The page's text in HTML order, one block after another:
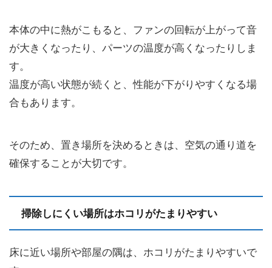
本体の中に熱がこもると、ファンの回転が上がって音
が大きくなったり、パーツの温度が高くなったりしま
す。
温度が高い状態が続くと、性能が下がりやすくなる場
合もあります。
そのため、置き場所を決めるときは、空気の通り道を
確保することが大切です。
掃除しにくい場所はホコリがたまりやすい
床に近い場所や部屋の隅は、ホコリがたまりやすいで